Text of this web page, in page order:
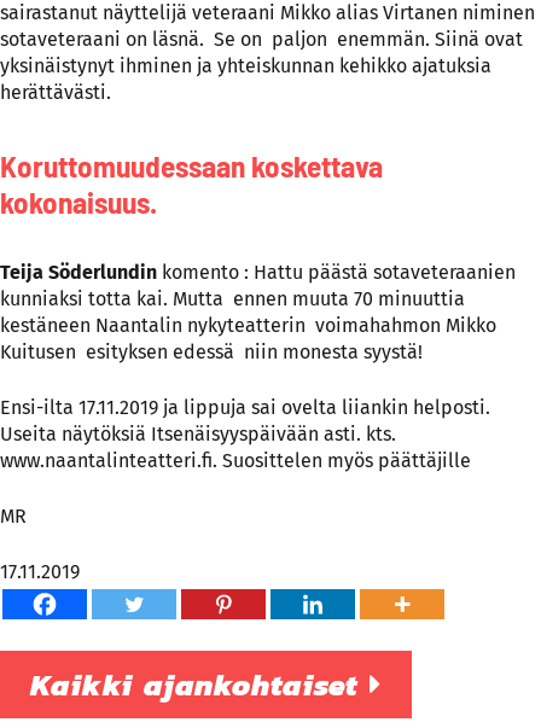
sairastanut näyttelijä veteraani Mikko alias Virtanen niminen
sotaveteraani on läsnä. Se on paljon enemmän. Siinä ovat
yksinäistynyt ihminen ja yhteiskunnan kehikko ajatuksia
herättävästi.
Koruttomuudessaan koskettava
kokonaisuus.
Teija Söderlundin komento : Hattu päästä sotaveteraanien
kunniaksi totta kai. Mutta ennen muuta 70 minuuttia
kestäneen Naantalin nykyteatterin voimahahmon Mikko
Kuitusen esityksen edessä niin monesta syystä!
Ensi-ilta 17.11.2019 ja lippuja sai ovelta liiankin helposti.
Useita näytöksiä Itsenäisyyspäivään asti. kts.
www.naantalinteatteri.fi. Suosittelen myös päättäjille
MR
17.11.2019
Kaikki ajankohtaiset